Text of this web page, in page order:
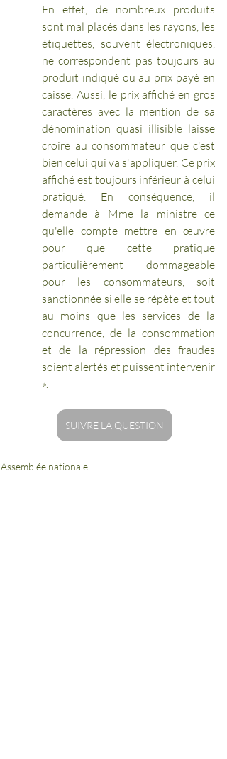
En effet, de nombreux produits
sont mal placés dans les rayons, les
étiquettes, souvent électroniques,
ne correspondent pas toujours au
produit indiqué ou au prix payé en
caisse. Aussi, le prix affiché en gros
caractères avec la mention de sa
dénomination quasi illisible laisse
croire au consommateur que c'est
bien celui qui va s'appliquer. Ce prix
affiché est toujours inférieur à celui
pratiqué. En conséquence, il
demande à Mme la ministre ce
qu'elle compte mettre en œuvre
pour que cette pratique
particulièrement dommageable
pour les consommateurs, soit
sanctionnée si elle se répète et tout
au moins que les services de la
concurrence, de la consommation
et de la répression des fraudes
soient alertés et puissent intervenir
».
SUIVRE LA QUESTION
Assemblée nationale